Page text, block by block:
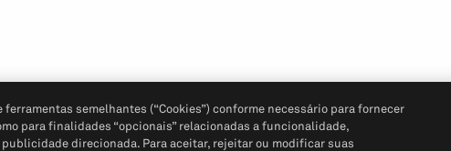
semelhantes (“Cookies”) conforme necessário para fornecer
para finalidades “opcionais” relacionadas a funcionalidade,
direcionada. Para aceitar, rejeitar ou modificar suas